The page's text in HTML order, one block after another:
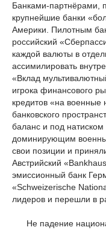
Банками-партнёрами,
крупнейшие банки
Америки. Пилотным
российский
каждой валюты в
ассимилировать
«Вклад
игрока финансового
кредитов «на
банковского
баланс и под
доминирующим
свои позиции и
Австрийский
эмиссионный банк
«Schweizerische
лидеров и перешли в
Не падение